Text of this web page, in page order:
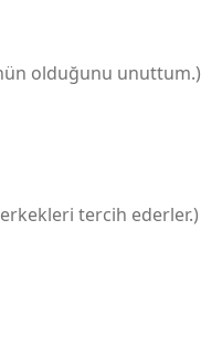
olduğunu unuttum.)
tercih ederler.)